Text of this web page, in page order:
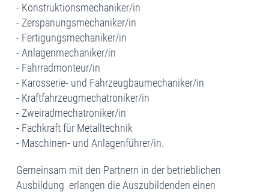
- Konstruktionsmechaniker/in
- Zerspanungsmechaniker/in
- Fertigungsmechaniker/in
- Anlagenmechaniker/in
- Fahrradmonteur/in
- Karosserie- und Fahrzeugbaumechaniker/in
- Kraftfahrzeugmechatroniker/in
- Zweiradmechatroniker/in
- Fachkraft für Metalltechnik
- Maschinen- und Anlagenführer/in.
Gemeinsam mit den Partnern in der betrieblichen
Ausbildung erlangen die Auszubildenden einen